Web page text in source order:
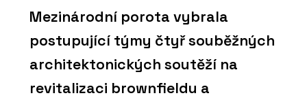
Mezinárodní porota vybrala
postupující týmy čtyř souběžných
architektonických soutěží na
revitalizaci brownfieldu a